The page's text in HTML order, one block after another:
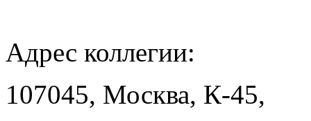
Адрес коллегии:
107045, Москва, К-45,